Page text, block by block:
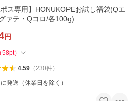
ポス専用】HONUKOPEお試し福袋(Qエ
ァテ・Qコロ/各100g)
円
（58pt）
4.59（230件）
発送（休業日を除く）